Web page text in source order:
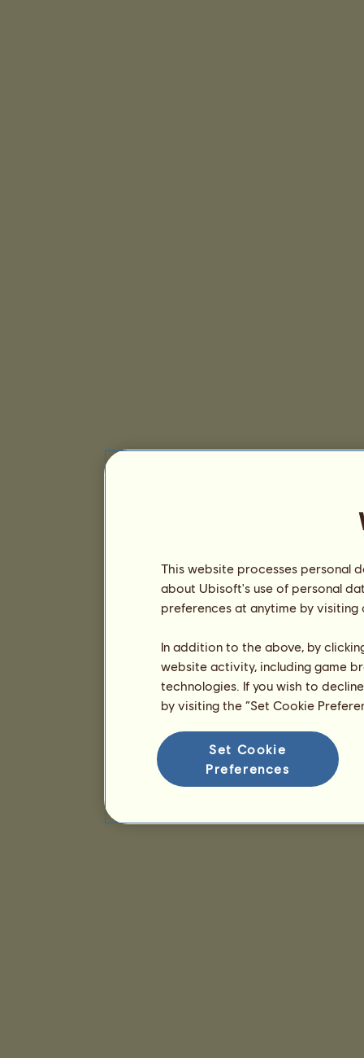
This website processes personal
about Ubisoft's use of personal
preferences at anytime by
In addition to the above, by
website activity, including game
technologies. If you wish to
by visiting the “Set Cookie
Set Cookie
Preferences